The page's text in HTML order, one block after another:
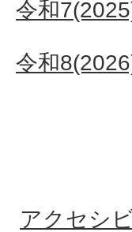
令和
令和
アクセシ